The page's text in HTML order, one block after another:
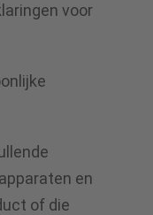
voor
en
of die